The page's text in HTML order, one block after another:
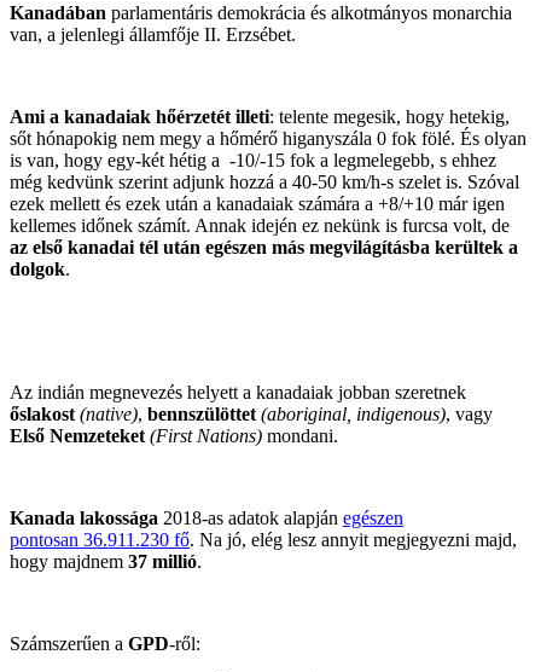
Kanadában parlamentáris demokrácia és alkotmányos monarchia
van, a jelenlegi államfője II. Erzsébet.
Ami a kanadaiak hőérzetét illeti: telente megesik, hogy hetekig,
sőt hónapokig nem megy a hőmérő higanyszála 0 fok fölé. És olyan
is van, hogy egy-két hétig a -10/-15 fok a legmelegebb, s ehhez
még kedvünk szerint adjunk hozzá a 40-50 km/h-s szelet is. Szóval
ezek mellett és ezek után a kanadaiak számára a +8/+10 már igen
kellemes időnek számít. Annak idején ez nekünk is furcsa volt, de
az első kanadai tél után egészen más megvilágításba kerültek a
dolgok.
Az indián megnevezés helyett a kanadaiak jobban szeretnek
őslakost (native), bennszülöttet (aboriginal, indigenous), vagy
Első Nemzeteket (First Nations) mondani.
Kanada lakossága 2018-as adatok alapján egészen
pontosan 36.911.230 fő. Na jó, elég lesz annyit megjegyezni majd,
hogy majdnem 37 millió.
Számszerűen a GPD-ről: